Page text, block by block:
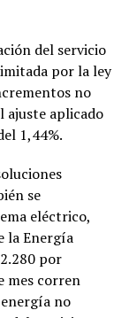
del servicio
por la ley
no
ajuste aplicado
1,44%.
se
eléctrico,
la Energía
por
mes corren
no